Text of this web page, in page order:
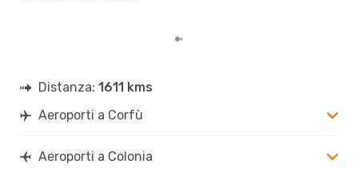
Distanza: 1611 kms
Aeroporti a Corfù
Aeroporti a Colonia